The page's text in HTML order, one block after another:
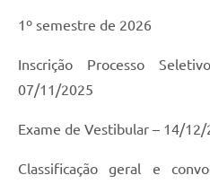
1º semestre de 2026
Inscrição Processo
07/11/2025
Exame de Vestibular – 14/12/
Classificação geral e